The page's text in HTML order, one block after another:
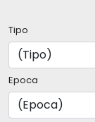
Tipo
Epoca